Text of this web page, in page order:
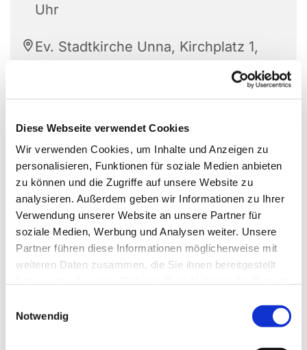
Diese Webseite verwendet Cookies
Wir verwenden Cookies, um Inhalte und Anzeigen zu
personalisieren, Funktionen für soziale Medien anbieten
zu können und die Zugriffe auf unsere Website zu
analysieren. Außerdem geben wir Informationen zu Ihrer
Verwendung unserer Website an unsere Partner für
soziale Medien, Werbung und Analysen weiter. Unsere
Partner führen diese Informationen möglicherweise mit
weiteren Daten zusammen, die Sie ihnen bereitgestellt
Notwendig
Uhr
Ev. Stadtkirche Unna, Kirchplatz 1,
mit der Philipp-Nicolai-Kantorei
Unna